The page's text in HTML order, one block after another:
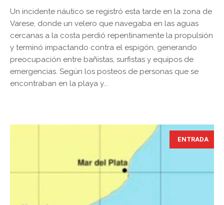
Un incidente náutico se registró esta tarde en la zona de
Varese, donde un velero que navegaba en las aguas
cercanas a la costa perdió repentinamente la propulsión
y terminó impactando contra el espigón, generando
preocupación entre bañistas, surfistas y equipos de
emergencias. Según los posteos de personas que se
encontraban en la playa y...
ENTRADA